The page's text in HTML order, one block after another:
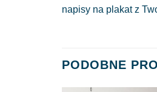
napisy na plakat z
PODOBNE